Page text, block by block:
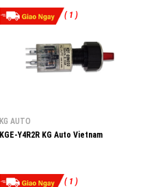
( 1 )
KG AUTO
KGE-Y4R2R KG Auto Vietnam
( 1 )